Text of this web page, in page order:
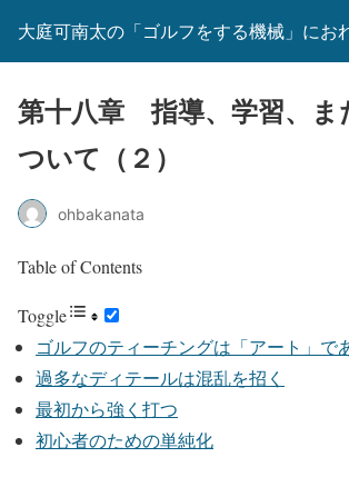
大庭可南太の「ゴルフをする機械」にお
第十八章 指導、学習、ま
ついて（２）
ohbakanata
Table of Contents
Toggle
ゴルフのティーチングは「アート」で
過多なディテールは混乱を招く
最初から強く打つ
初心者のための単純化